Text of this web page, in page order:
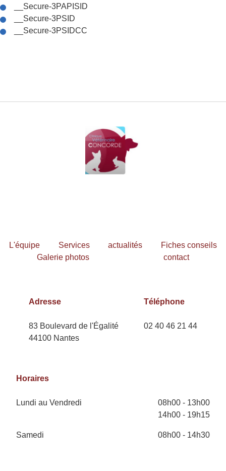
__Secure-3PAPISID
__Secure-3PSID
__Secure-3PSIDCC
L'équipe Services actualités
Fiches conseils
Galerie photos
contact
Adresse
83 Boulevard de l'Égalité
44100 Nantes
Téléphone
02 40 46 21 44
Horaires
Lundi au Vendredi
08h00 - 13h00
14h00 - 19h15
Samedi 08h00 - 14h30